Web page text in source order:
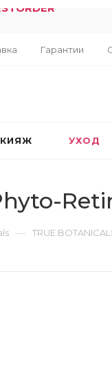
Гарантии
УХОД
— TRUE